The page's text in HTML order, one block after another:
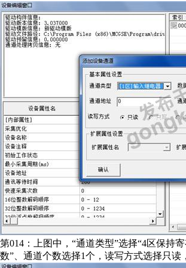
第014：上图中，“通道类型”选择“4区保持
数”、通道个数选择1个，读写方式选择只读